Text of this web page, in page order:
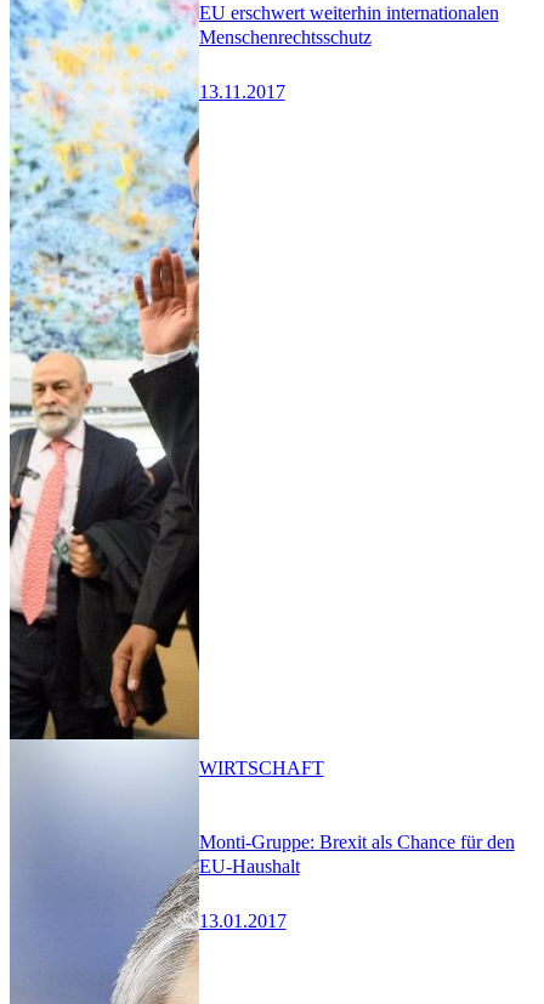
EU erschwert weiterhin internationalen
Menschenrechtsschutz
13.11.2017
Monti-Gruppe: Brexit als Chance für den
EU-Haushalt
13.01.2017
WIRTSCHAFT